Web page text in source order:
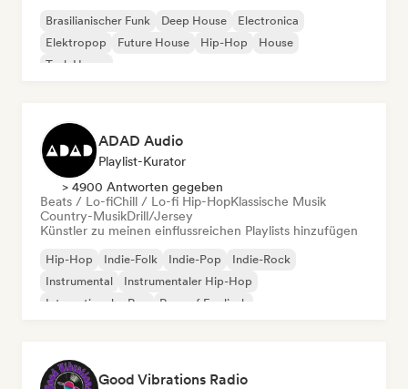
Brasilianischer Funk Deep House
Electronica
Elektropop
Future House Hip-Hop
House
Tech House
ADAD Audio
Playlist-Kurator
> 4900 Antworten gegeben
Beats / Lo-fiChill / Lo-fi Hip-HopKlassische Musik
Country-MusikDrill/Jersey
Künstler zu meinen einflussreichen Playlists hinzufügen
Hip-Hop Indie-Folk Indie-Pop
Indie-Rock
Instrumental
Instrumentaler Hip-Hop
Internationaler Rap
Rap auf Englisch
Good Vibrations Radio